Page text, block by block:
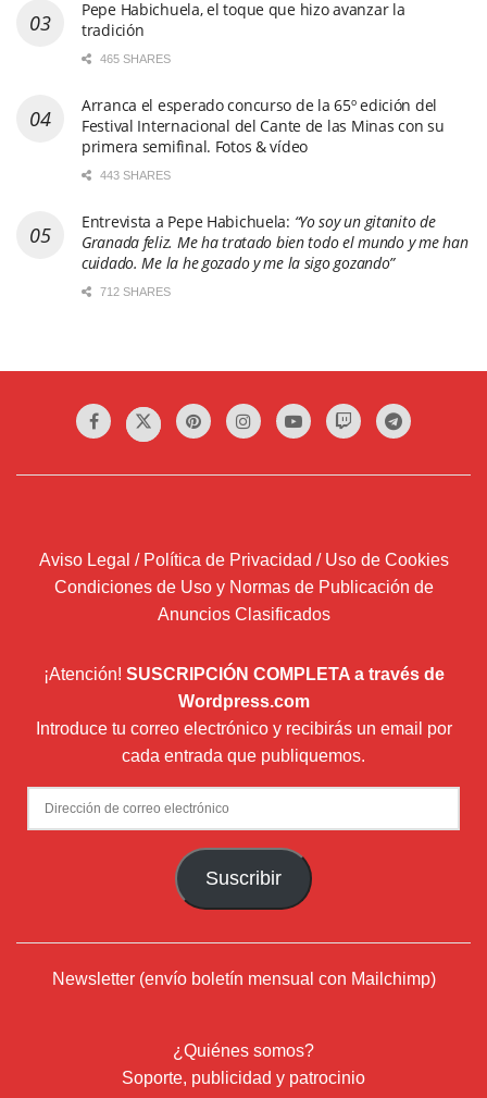
Pepe Habichuela, el toque que hizo avanzar la
tradición
465 SHARES
Arranca el esperado concurso de la 65º edición del
Festival Internacional del Cante de las Minas con su
primera semifinal. Fotos & vídeo
443 SHARES
Entrevista a Pepe Habichuela: “Yo soy un gitanito de
Granada feliz. Me ha tratado bien todo el mundo y me han
cuidado. Me la he gozado y me la sigo gozando”
712 SHARES
Aviso Legal / Política de Privacidad / Uso de Cookies
Condiciones de Uso y Normas de Publicación de
Anuncios Clasificados
¡Atención! SUSCRIPCIÓN COMPLETA a través de
Wordpress.com
Introduce tu correo electrónico y recibirás un email por
cada entrada que publiquemos.
Dirección
de
Suscribir
Newsletter (envío boletín mensual con Mailchimp)
¿Quiénes somos?
Soporte, publicidad y patrocinio